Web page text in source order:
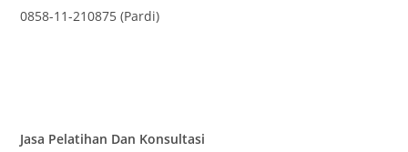
0858-11-210875 (Pardi)
Jasa Pelatihan Dan Konsultasi